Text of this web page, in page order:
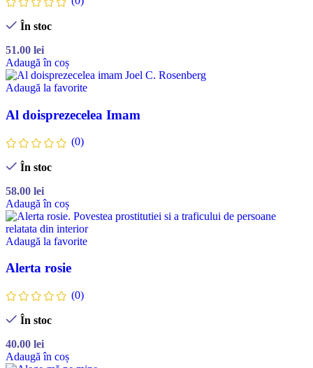
În stoc
51.00 lei
Adaugă în coș
Adaugă la favorite
Al doisprezecelea Imam
(0)
În stoc
58.00 lei
Adaugă în coș
Adaugă la favorite
Alerta rosie
(0)
În stoc
40.00 lei
Adaugă în coș